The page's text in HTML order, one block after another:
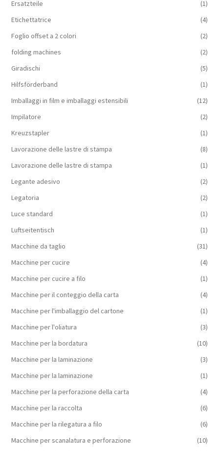
Ersatzteile
(1)
Etichettatrice
(4)
Foglio offset a 2 colori
(2)
folding machines
(2)
Giradischi
(5)
Hilfsförderband
(1)
Imballaggi in film e imballaggi estensibili
(12)
Impilatore
(2)
Kreuzstapler
(1)
Lavorazione delle lastre di stampa
(8)
Lavorazione delle lastre di stampa
(1)
Legante adesivo
(2)
Legatoria
(2)
Luce standard
(1)
Luftseitentisch
(1)
Macchine da taglio
(31)
Macchine per cucire
(4)
Macchine per cucire a filo
(1)
Macchine per il conteggio della carta
(4)
Macchine per l'imballaggio del cartone
(1)
Macchine per l'oliatura
(3)
Macchine per la bordatura
(10)
Macchine per la laminazione
(3)
Macchine per la laminazione
(1)
Macchine per la perforazione della carta
(4)
Macchine per la raccolta
(6)
Macchine per la rilegatura a filo
(6)
Macchine per scanalatura e perforazione
(10)